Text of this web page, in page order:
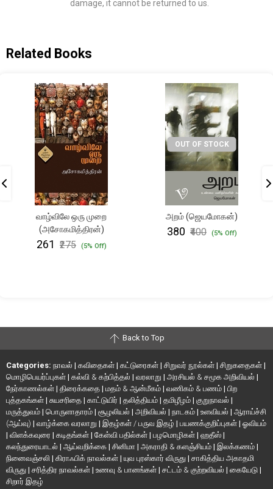
damage, it cannot be returned to us.
Related Books
வாழ்விலே ஒரு முறை
(அசோகமித்திரன்)
₹261 ₹275 (5% Off)
OUT OF STOCK
அறம் (ஜெயமோகன்)
₹380 ₹400 (5% Off)
Back to Top
Categories: நாவல் | கவிதைகள் | கட்டுரைகள் | சிறுவர் நூல்கள் | சிறுகதைகள் |
மொழிபெயர்ப்புகள் | கல்வி & கற்பித்தல் | வரலாறு | அரசியல் & சமூக அறிவியல் |
நேர்காணல்கள் | திரைக்கதை | மதம் & ஆன்மீகம் | வணிகம் & பணம் | பிற
புத்தகங்கள் | சுயசரிதை | காட்டுயிர் | தலித்தியம் | தமிழீழம் | குறுநாவல் |
மருத்துவம் | பொருளாதாரம் | சூழலியல் | அறிவியல் | நாடகம் | உளவியல் | ஆராய்ச்சி
(ஆய்வு) | வாழ்க்கை வரலாறு | இதழ்கள் / பருவ இதழ் | பயணக்குறிப்புகள் | ஓவியம்
| விளக்கவுரை | கடிதங்கள் | கேள்வி பதில்கள் | பழமொழிகள் | ஹதீஸ் |
கலந்துரையாடல் | ஆய்வறிக்கை | சினிமா | அகராதி & களஞ்சியம் | இலக்கணம் |
நினைவஞ்சலி | கிராஃபிக் நாவல்கள் | யுவ புரஸ்கார் விருது | சாகித்திய அகாதமி
விருது | சரித்திர நாவல்கள் | உணவு & பானங்கள் | சட்டம் & குற்றவியல் | கையேடு |
சிறார் இதழ்